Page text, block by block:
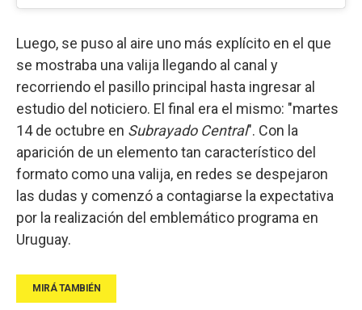
Luego, se puso al aire uno más explícito en el que
se mostraba una valija llegando al canal y
recorriendo el pasillo principal hasta ingresar al
estudio del noticiero. El final era el mismo: "martes
14 de octubre en Subrayado Central". Con la
aparición de un elemento tan característico del
formato como una valija, en redes se despejaron
las dudas y comenzó a contagiarse la expectativa
por la realización del emblemático programa en
Uruguay.